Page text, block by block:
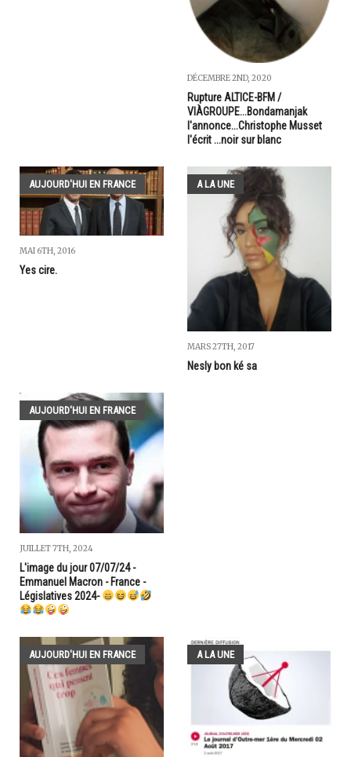
DÉCEMBRE 2ND, 2020
Rupture ALTICE-BFM /
VIÀGROUPE...Bondamanjak
l'annonce...Christophe Musset
l'écrit ...noir sur blanc
AUJOURD'HUI EN FRANCE
MAI 6TH, 2016
Yes cire.
A LA UNE
MARS 27TH, 2017
Nesly bon ké sa
AUJOURD'HUI EN FRANCE
JUILLET 7TH, 2024
L'image du jour 07/07/24 -
Emmanuel Macron - France -
Législatives 2024-
AUJOURD'HUI EN FRANCE A LA UNE